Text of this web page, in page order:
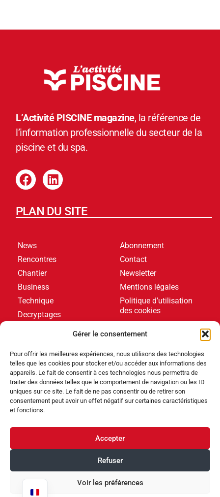
Gérer le consentement
Pour offrir les meilleures expériences, nous utilisons des technologies
telles que les cookies pour stocker et/ou accéder aux informations des
appareils. Le fait de consentir à ces technologies nous permettra de
traiter des données telles que le comportement de navigation ou les ID
uniques sur ce site. Le fait de ne pas consentir ou de retirer son
consentement peut avoir un effet négatif sur certaines caractéristiques
et fonctions.
Accepter
Refuser
Voir les préférences
L’Activité PISCINE magazine, la référence de
l’information professionnelle du secteur de la
piscine et du spa.
PLAN DU SITE
News
Rencontres
Chantier
Business
Technique
Decryptages
Abonnement
Contact
Newsletter
Mentions légales
Politique d’utilisation
des cookies
DERNIERS ARTICLES
Événements,Produits
ses pompes à chaleur Poolex MegaLine Fi
ABRIBLUE lance SELFEEX, une fixation automatique
pour simplifier l’utilisation des volets immergés